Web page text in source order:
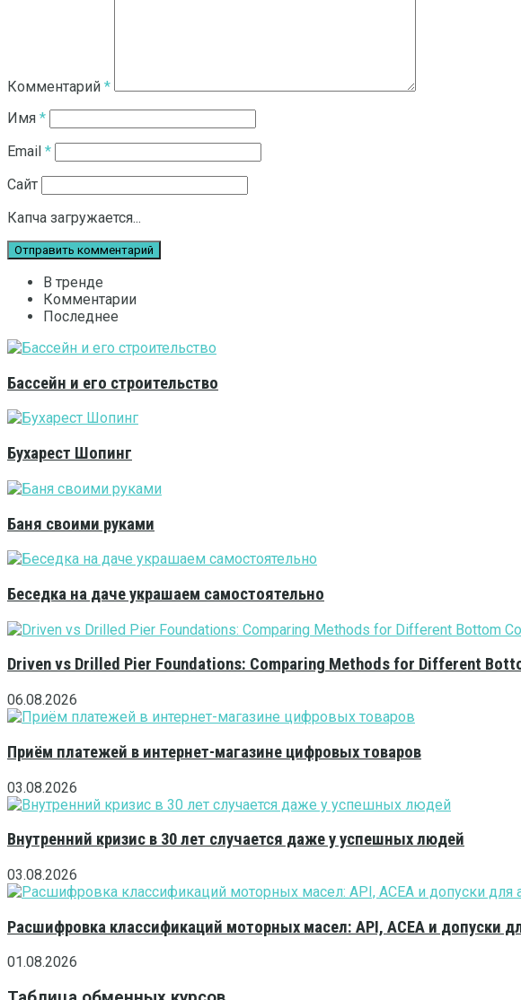
Комментарий *
Имя *
Email *
Сайт
Капча загружается...
В тренде
Комментарии
Последнее
Бассейн и его строительство
Бухарест Шопинг
Баня своими руками
Беседка на даче украшаем самостоятельно
Driven vs Drilled Pier Foundations: Comparing Methods for Different
06.08.2026
Приём платежей в интернет-магазине цифровых товаров
03.08.2026
Внутренний кризис в 30 лет случается даже у успешных людей
03.08.2026
Расшифровка классификаций моторных масел: API, ACEA и допуски
01.08.2026